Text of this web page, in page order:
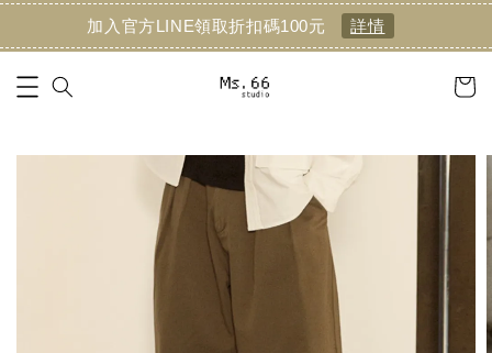
加入官方LINE領取折扣碼100元 詳情